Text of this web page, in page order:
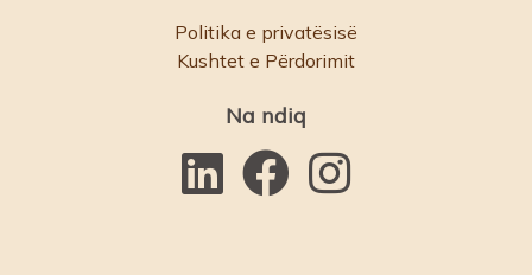
Politika e privatësisë
Kushtet e Përdorimit
Na ndiq